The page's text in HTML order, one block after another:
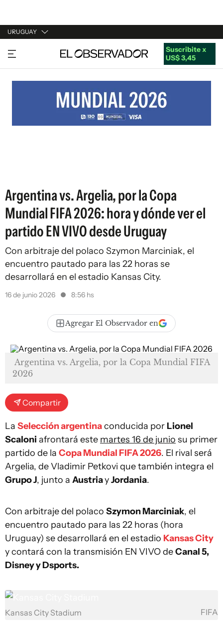
URUGUAY
URUGUAY
ARGENTINA
ESTADOS UNIDOS
Suscribite x
US$ 3,45
Argentina vs. Argelia, por la Copa
Mundial FIFA 2026: hora y dónde ver el
partido EN VIVO desde Uruguay
Con arbitraje del polaco Szymon Marciniak, el
encuentro pautado para las 22 horas se
desarrollará en el estadio Kansas City.
16 de junio 2026 8:56 hs
Agregar El Observador en
Argentina vs. Argelia, por la Copa Mundial FIFA
2026
Compartir
La Selección argentinaconducida por Lionel
Scaloni afrontará este martes 16 de junio su primer
partido de la Copa Mundial FIFA 2026. El rival será
Argelia, de Vladimir Petkovi que también integra el
Grupo J, junto a AustriayJordania.
Con arbitraje del polaco Szymon Marciniak, el
encuentro pautado para las 22 horas (hora
Uruguay) se desarrollará en el estadio Kansas City
y contará con la transmisión EN VIVO deCanal 5,
Disney y Dsports.
Kansas City Stadium FIFA